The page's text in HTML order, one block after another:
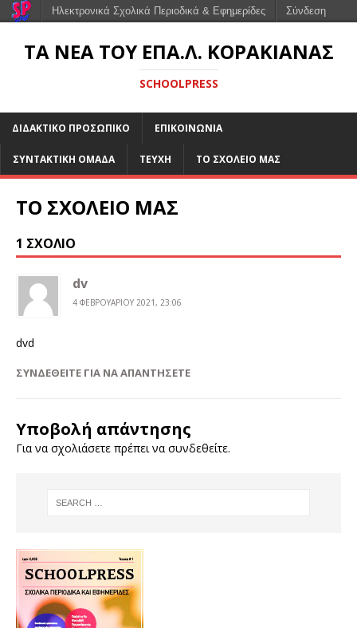
ΤΑ ΝΕΑ ΤΟΥ ΕΠΑ.Λ. ΚΟΡΑΚΙΑΝΑΣ
SCHOOLPRESS
ΔΙΔΑΚΤΙΚΟ ΠΡΟΣΩΠΙΚΟ ΕΠΙΚΟΙΝΩΝΙΑ
ΣΥΝΤΑΚΤΙΚΗ ΟΜΑΔΑ ΤΕΥΧΗ ΤΟ ΣΧΟΛΕΙΟ ΜΑΣ
ΤΟ ΣΧΟΛΕΙΟ ΜΑΣ
1 ΣΧΌΛΙΟ
dv
4 ΦΕΒΡΟΥΑΡΊΟΥ 2021, 23:06
dvd
ΣΥΝΔΕΘΕΊΤΕ ΓΙΑ ΝΑ ΑΠΑΝΤΉΣΕΤΕ
Υποβολή απάντησης
Για να σχολιάσετε πρέπει να συνδεθείτε.
Ηλεκτρονικά Σχολικά Περιοδικά & Εφημερίδες Σύνδεση